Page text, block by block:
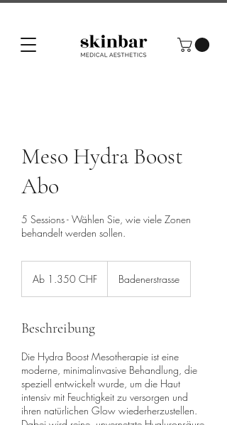
Meso Hydra Boost
Abo
5 Sessions - Wählen Sie, wie viele Zonen
behandelt werden sollen.
1.350
Schweizer
Ab 1.350 CHF Badenerstrasse
Beschreibung
Die Hydra Boost Mesotherapie ist eine
moderne, minimalinvasive Behandlung, die
speziell entwickelt wurde, um die Haut
intensiv mit Feuchtigkeit zu versorgen und
ihren natürlichen Glow wiederherzustellen.